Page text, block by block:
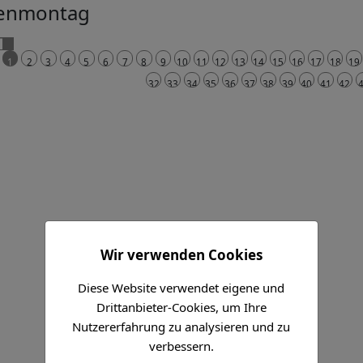
1 2 3 4 5 6 7 8 9 10 11 12 13 14 15 16 17 18
19
32
33 34 35 36 37 38 39 40 41 42
Wir verwenden Cookies
Diese Website verwendet eigene und
Drittanbieter-Cookies, um Ihre
Nutzererfahrung zu analysieren und zu
verbessern.